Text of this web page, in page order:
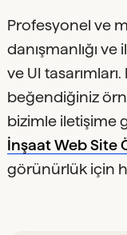
Profesyonel ve
danışmanlığı
ve UI
beğendiğiniz
bizimle iletişime
İnşaat Web Site
görünürlük için